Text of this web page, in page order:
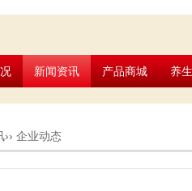
新闻资讯 产品商城 养
›› 企业动态